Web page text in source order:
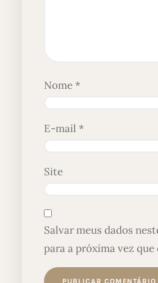
Nome*
E-mail *
Site
Salvar meus dados
para a próxima vez que